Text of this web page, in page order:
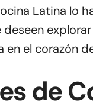
Latina lo
en el corazón
de